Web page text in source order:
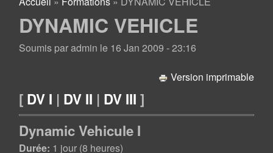
Vous êtes ici
DYNAMIC VEHICLE
Soumis paradmin le 16 Jan 2009 - 23:16
Version imprimable
[ DV I | DV II | DV III ]
Dynamic Vehicule I
Durée: 1 jour (8 heures)